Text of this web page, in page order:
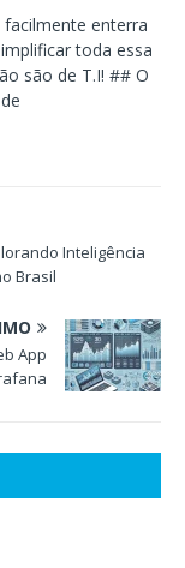
enterra
toda essa
são de T.I! ## O
Inteligência
Brasil
App